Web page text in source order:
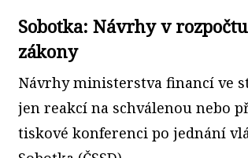
Sobotka: Návrhy v
zákony
Návrhy ministerstva financí ve
jen reakcí na schválenou nebo
tiskové konferenci po jednání